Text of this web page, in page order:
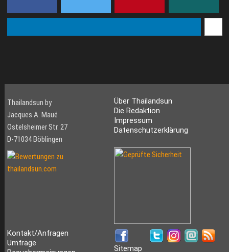
Thailandsun by
Jacques A. Maué
Ostelsheimer Str. 27
D-71034 Böblingen
Über Thailandsun
Die Redaktion
Impressum
Datenschutzerklärung
Kontakt/Anfragen
Umfrage
Sitemap